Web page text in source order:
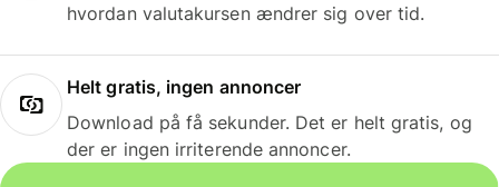
hvordan valutakursen ændrer sig over tid.
Helt gratis, ingen annoncer
Download på få sekunder. Det er helt gratis, og
der er ingen irriterende annoncer.